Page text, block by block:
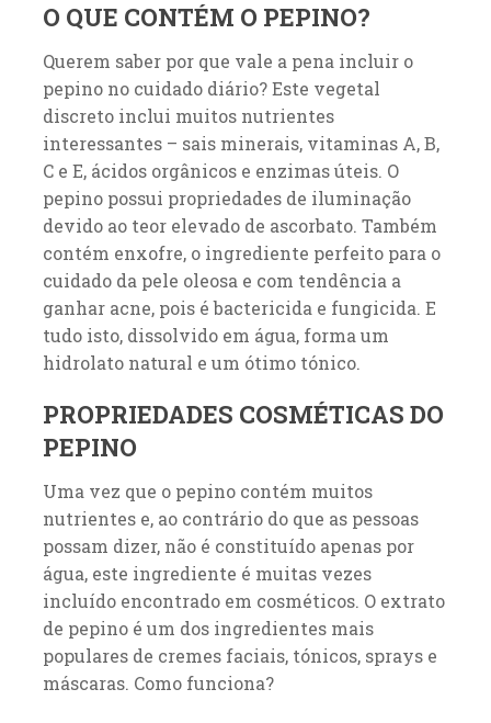
O QUE CONTÉM O PEPINO?
Querem saber por que vale a pena incluir o
pepino no cuidado diário? Este vegetal
discreto inclui muitos nutrientes
interessantes – sais minerais, vitaminas A, B,
C e E, ácidos orgânicos e enzimas úteis. O
pepino possui propriedades de iluminação
devido ao teor elevado de ascorbato. Também
contém enxofre, o ingrediente perfeito para o
cuidado da pele oleosa e com tendência a
ganhar acne, pois é bactericida e fungicida. E
tudo isto, dissolvido em água, forma um
hidrolato natural e um ótimo tónico.
PROPRIEDADES COSMÉTICAS DO
PEPINO
Uma vez que o pepino contém muitos
nutrientes e, ao contrário do que as pessoas
possam dizer, não é constituído apenas por
água, este ingrediente é muitas vezes
incluído encontrado em cosméticos. O extrato
de pepino é um dos ingredientes mais
populares de cremes faciais, tónicos, sprays e
máscaras. Como funciona?